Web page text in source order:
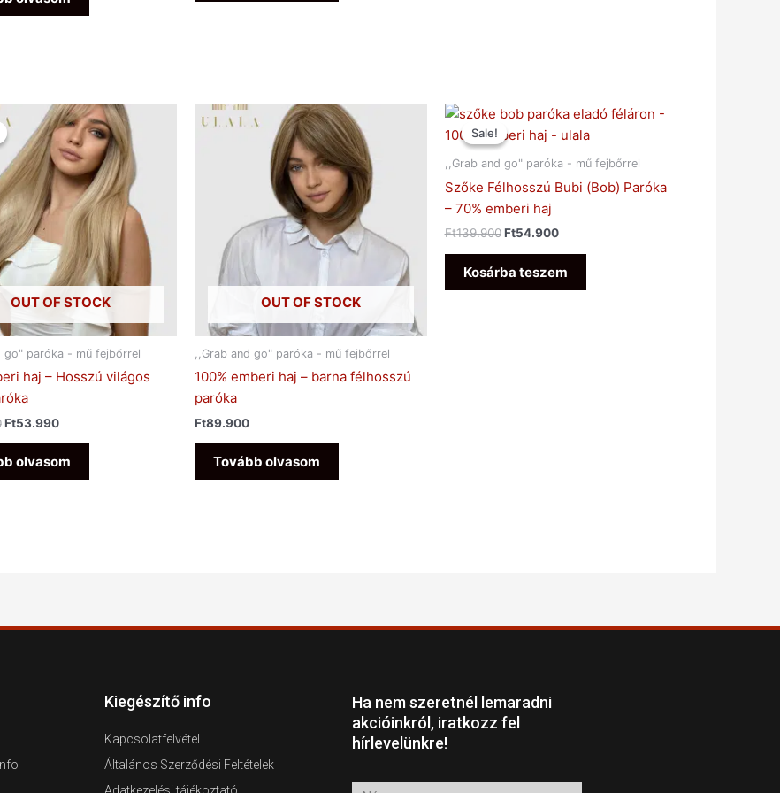
OUT OF STOCK
go" paróka - mű fejbőrrel
haj – Hosszú világos
Original
price
was:
Ft149.900.
Ft53.990
Current
price
is:
Ft53.990.
olvasom
OUT OF STOCK
,,Grab and go" paróka - mű fejbőrrel
100% emberi haj – barna félhosszú
paróka
Ft89.900
Tovább olvasom
Sale!
Sale!
,,Grab and go" paróka - mű fejbőrrel
Szőke Félhosszú Bubi (Bob) Paróka
– 70% emberi haj
Ft139.900
Original
price
was:
Ft139.900.
Ft54.900
Current
is:
Ft54.900.
Kosárba teszem
Kiegészítő info
Kapcsolatfelvétel
Általános Szerződési Feltételek
Ha nem szeretnél lemaradni
akcióinkról, iratkozz fel
hírlevelünkre!